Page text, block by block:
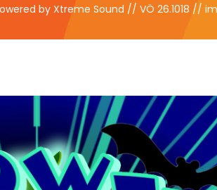
by Xtreme Sound // VÖ 26.1018 // im